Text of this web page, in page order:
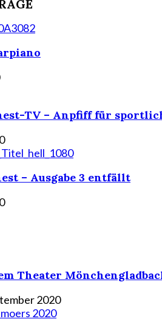
TV – Anpfiff für
– Ausgabe 3 entfällt
Theater
2020